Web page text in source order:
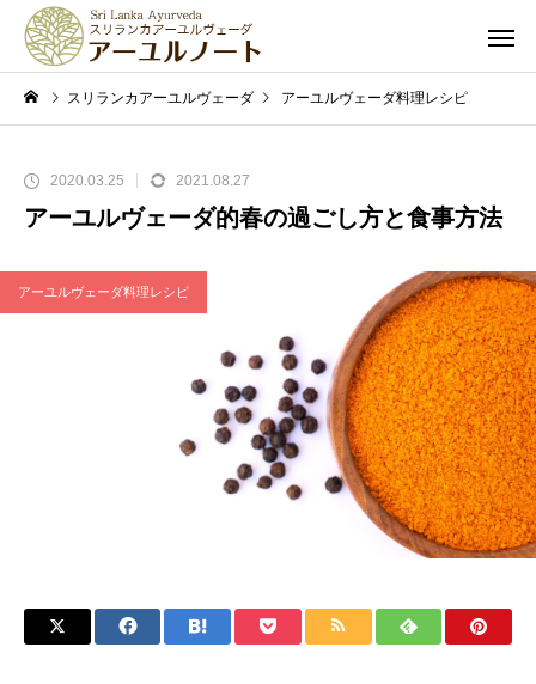
スリランカアーユルヴェーダ アーユルヴェーダ料理レシピ
2020.03.25 2021.08.27
アーユルヴェーダ的春の過ごし方と食事方法
アーユルヴェーダ料理レシピ